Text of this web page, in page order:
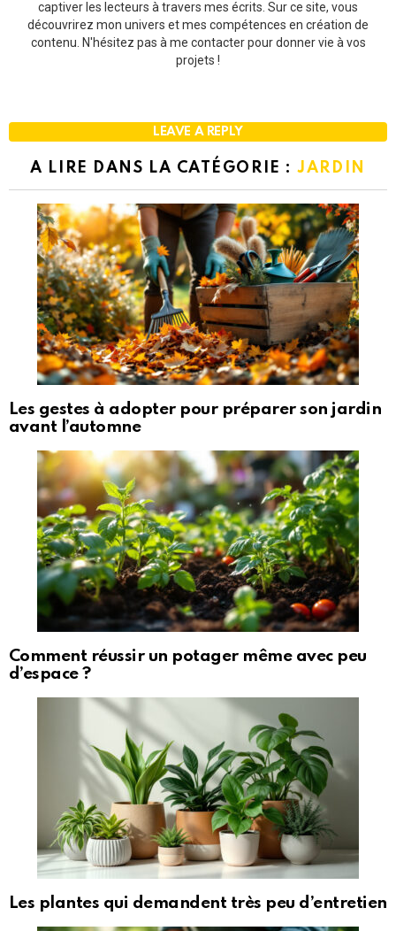
captiver les lecteurs à travers mes écrits. Sur ce site, vous
découvrirez mon univers et mes compétences en création de
contenu. N'hésitez pas à me contacter pour donner vie à vos
projets !
LEAVE A REPLY
A LIRE DANS LA CATÉGORIE :JARDIN
Les gestes à adopter pour préparer son jardin
avant l’automne
Comment réussir un potager même avec peu
d’espace ?
Les plantes qui demandent très peu d’entretien